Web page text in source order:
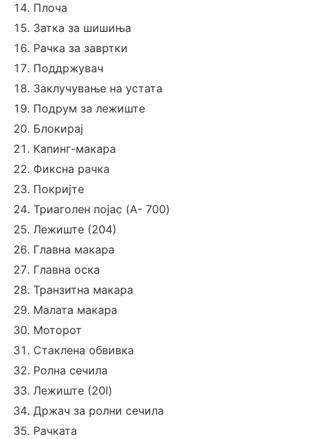
Плоча
Затка за шишиња
Рачка за завртки
Поддржувач
Заклучување на устата
Подрум за лежиште
Блокирај
Капинг-макара
Фиксна рачка
Покријте
Триаголен појас (A- 700)
Лежиште (204)
Главна макара
Главна оска
Транзитна макара
Малата макара
Моторот
Стаклена обвивка
Ролна сечила
Лежиште (20l)
Држач за ролни сечила
Рачката